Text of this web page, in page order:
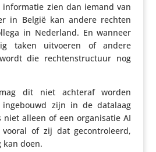
zien dan iemand van
in België kan andere rechten
in Nederland. En wanneer
taken uitvoeren of andere
die rech­ten­struc­tuur nog
dit niet achteraf worden
ingebouwd zijn in de datalaag
niet alleen of een orga­ni­satie AI
of zij dat gecon­tro­leerd,
kan doen.